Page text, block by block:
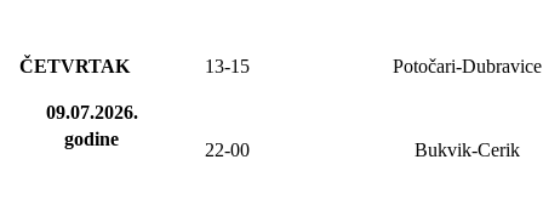
ČETVRTAK
09.07.2026.
godine
13-15 Potočari-Dubravice
22-00 Bukvik-Cerik